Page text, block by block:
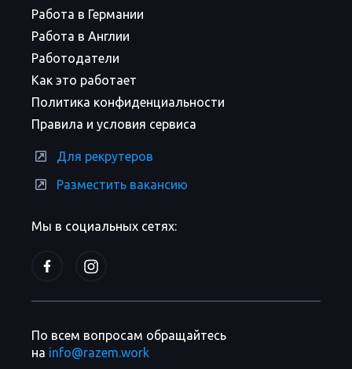
Мы в социальных сетях:
Работа в Германии
Работа в Англии
Работодатели
Как это работает
Политика конфиденциальности
Правила и условия сервиса
Для рекрутеров
Разместить вакансию
По всем вопросам обращайтесь
на info@razem.work